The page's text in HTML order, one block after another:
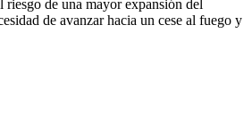
riesgo de una mayor expansión del
de avanzar hacia un cese al fuego y